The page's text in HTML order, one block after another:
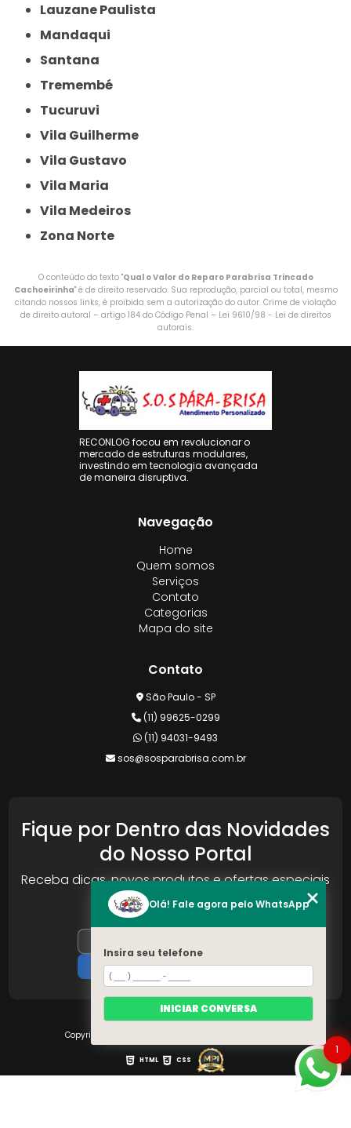
Lauzane Paulista
Mandaqui
Santana
Tremembé
Tucuruvi
Vila Guilherme
Vila Gustavo
Vila Maria
Vila Medeiros
Zona Norte
O conteúdo do texto "Qual o Valor do Reparo Parabrisa Trincado
Cachoeirinha" é de direito reservado. Sua reprodução, parcial ou total, mesmo
citando nossos links, é proibida sem a autorização do autor. Crime de violação
de direito autoral – artigo 184 do Código Penal – Lei 9610/98 - Lei de direitos
autorais.
RECONLOG focou em revolucionar o
mercado de estruturas modulares,
investindo em tecnologia avançada
de maneira disruptiva.
Navegação
Home
Quem somos
Serviços
Contato
Categorias
Mapa do site
Contato
São Paulo - SP
(11) 99625-0299
(11) 94031-9493
sos@sosparabrisa.com.br
Fique por Dentro das Novidades
do Nosso Portal
Receba dicas, novos produtos e ofertas especiais
da Reconlog
Copyright © S.O.S Pára-brisa. (Lei 9610 de 19/02/1998)
HTML CSS
1
Olá! Fale agora pelo WhatsApp
Insira seu telefone
INICIAR CONVERSA